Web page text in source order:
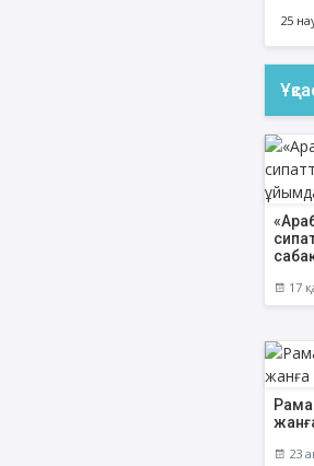
кеш
25
17
23